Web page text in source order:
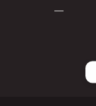
—